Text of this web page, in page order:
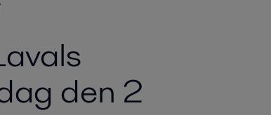
den 2